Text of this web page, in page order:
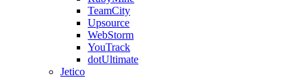
TeamCity
Upsource
WebStorm
YouTrack
dotUltimate
Jetico